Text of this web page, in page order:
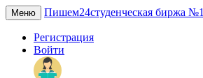
Меню Пишем24студенческая биржа №1
Регистрация
Войти